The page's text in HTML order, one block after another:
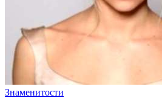
Знаменитости